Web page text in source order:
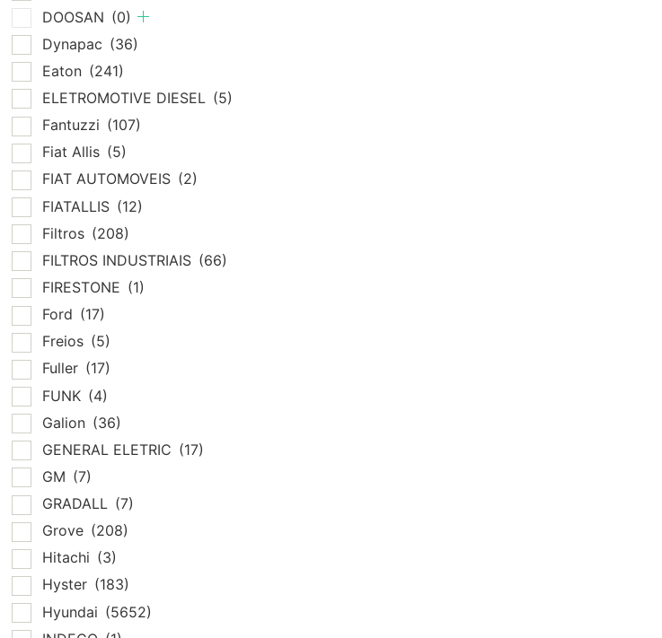
DOOSAN (0)
Dynapac (36)
Eaton (241)
ELETROMOTIVE DIESEL (5)
Fantuzzi (107)
Fiat Allis (5)
FIAT AUTOMOVEIS (2)
FIATALLIS (12)
Filtros (208)
FILTROS INDUSTRIAIS (66)
FIRESTONE (1)
Ford (17)
Freios (5)
Fuller (17)
FUNK (4)
Galion (36)
GENERAL ELETRIC (17)
GM (7)
GRADALL (7)
Grove (208)
Hitachi (3)
Hyster (183)
Hyundai (5652)